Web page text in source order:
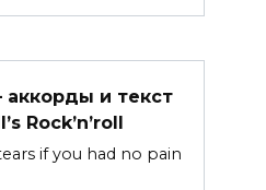
аккорды и текст
Rock’n’roll
if you had no pain